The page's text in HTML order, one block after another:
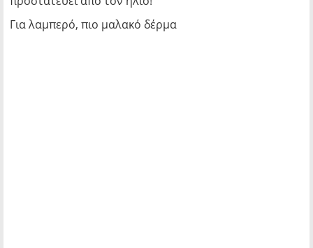
Για λαμπερό, πιο μαλακό δέρμα